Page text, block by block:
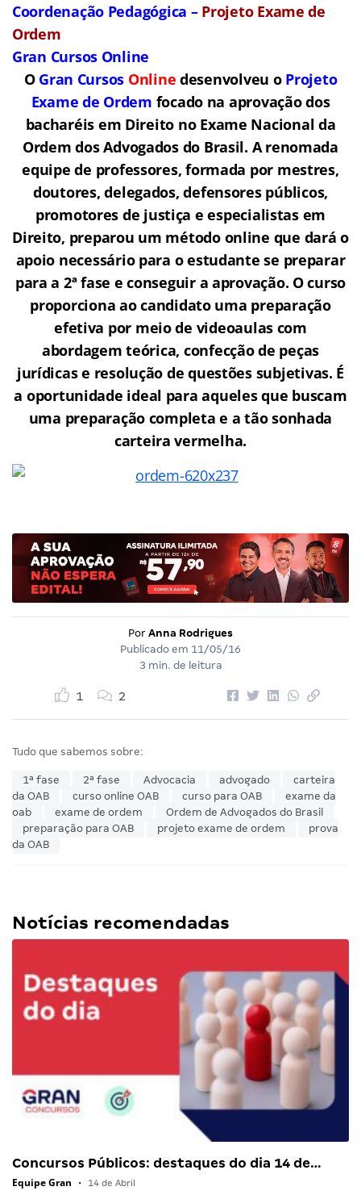
Coordenação Pedagógica – Projeto Exame de
Ordem
Gran Cursos Online
O Gran Cursos Online desenvolveu o Projeto
Exame de Ordem focado na aprovação dos
bacharéis em Direito no Exame Nacional da
Ordem dos Advogados do Brasil. A renomada
equipe de professores, formada por mestres,
doutores, delegados, defensores públicos,
promotores de justiça e especialistas em
Direito, preparou um método online que dará o
apoio necessário para o estudante se preparar
para a 2ª fase e conseguir a aprovação. O curso
proporciona ao candidato uma preparação
efetiva por meio de videoaulas com
abordagem teórica, confecção de peças
jurídicas e resolução de questões subjetivas. É
a oportunidade ideal para aqueles que buscam
uma preparação completa e a tão sonhada
carteira vermelha.
Por Anna Rodrigues
Publicado em 11/05/16
3 min. de leitura
1 2
Tudo que sabemos sobre:
1ª fase 2ª fase Advocacia advogado
carteira
da OAB
curso online OAB curso para OAB
exame da
oab
exame de ordem
Ordem de Advogados do Brasil
preparação para OAB
projeto exame de ordem
prova
da OAB
Notícias recomendadas
Concursos Públicos: destaques do dia 14 de…
Equipe Gran • 14 de Abril